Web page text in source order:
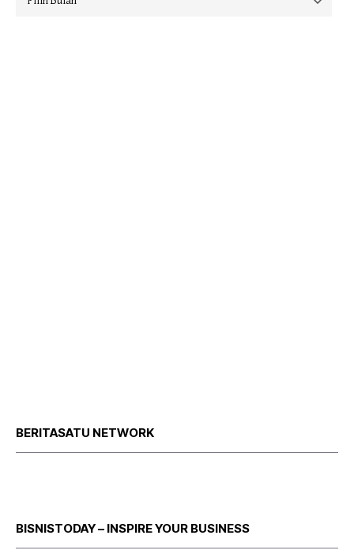
BERITASATU NETWORK
BISNISTODAY – INSPIRE YOUR BUSINESS